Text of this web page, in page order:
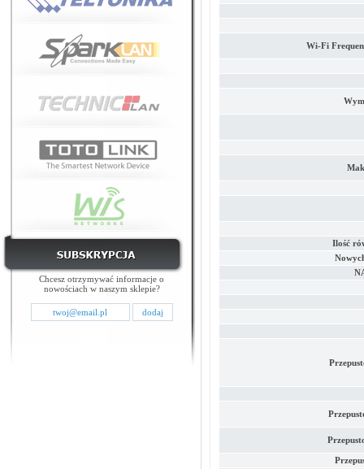
Chcesz otrzymywać informacje o
nowościach w naszym sklepie?
Wi-Fi
Ilość